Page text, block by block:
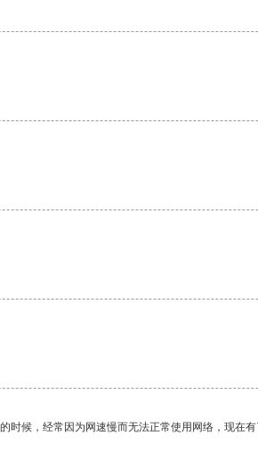
候，经常因为网速慢而无法正常使用网络，现在有